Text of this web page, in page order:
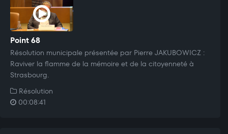
Point 68
Résolution municipale présentée par Pierre JAKUBOWICZ :
Raviver la flamme de la mémoire et de la citoyenneté à
Strasbourg.
Résolution
00:08:41